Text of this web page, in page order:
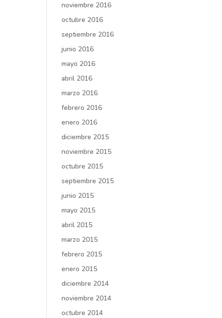
noviembre 2016
octubre 2016
septiembre 2016
junio 2016
mayo 2016
abril 2016
marzo 2016
febrero 2016
enero 2016
diciembre 2015
noviembre 2015
octubre 2015
septiembre 2015
junio 2015
mayo 2015
abril 2015
marzo 2015
febrero 2015
enero 2015
diciembre 2014
noviembre 2014
octubre 2014